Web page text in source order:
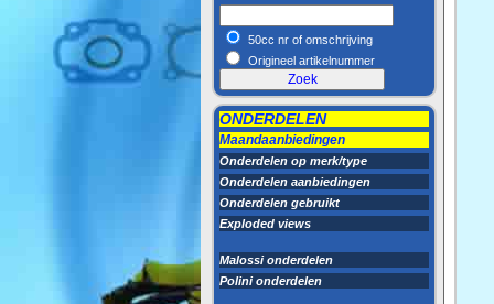
50cc nr of omschrijving
Origineel artikelnummer
ONDERDELEN
Maandaanbiedingen
Onderdelen op merk/type
Onderdelen aanbiedingen
Onderdelen gebruikt
Exploded views
Malossi onderdelen
Polini onderdelen